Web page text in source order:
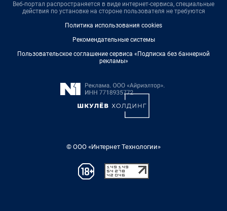
Веб-портал распространяется в виде интернет-сервиса, специальные
действия по установке на стороне пользователя не требуются
Политика использования cookies
Рекомендательные системы
Пользовательское соглашение сервиса «Подписка без баннерной
рекламы»
© ООО «Интернет Технологии»